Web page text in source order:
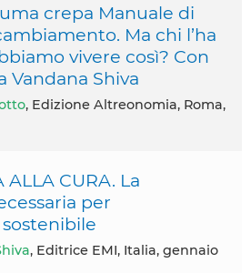
crepa Manuale di
Ma chi l’ha
vivere così? Con
Vandana Shiva
, Edizione Altreonomia, Roma,
ALLA CURA. La
per
, Editrice EMI, Italia, gennaio